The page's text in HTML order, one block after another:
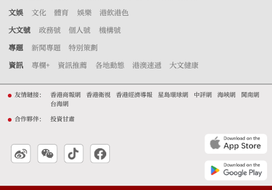
文娛 文化 體育 娛樂 港飲港色
大文號 政務號 個人號 機構號
專題 新聞專題 特別策劃
資訊 專欄+ 資訊推薦 各地動態 港澳速遞 大文健康
友情鏈接： 香港商報網 香港衛視 香港經濟導報 星島環球網 中評網 海峽網
閩南網
台海網
合作夥伴： 投資甘肅